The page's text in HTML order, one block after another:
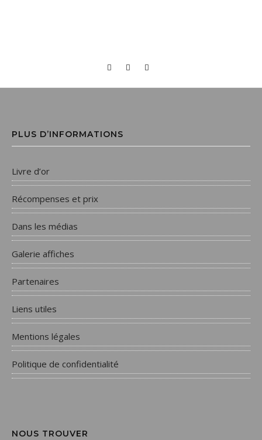
PLUS D’INFORMATIONS
Livre d’or
Récompenses et prix
Dans les médias
Galerie affiches
Partenaires
Liens utiles
Mentions légales
Politique de confidentialité
NOUS TROUVER